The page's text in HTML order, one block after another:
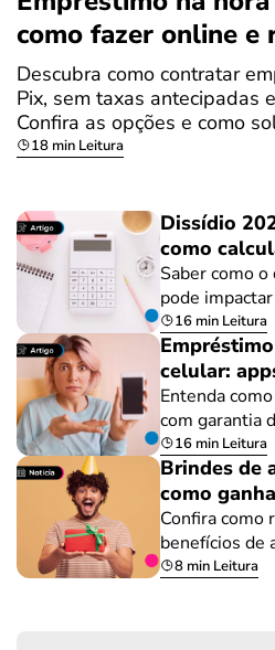
como fazer online e
Descubra como contratar
Pix, sem taxas antecipadas
Confira as opções e como
18 min Leitura
Dissídio
como
Saber como
pode
16 min Leitura
celular:
Entenda
com garantia
16 min Leitura
Brindes de
como
Confira como
benefícios de
8 min Leitura